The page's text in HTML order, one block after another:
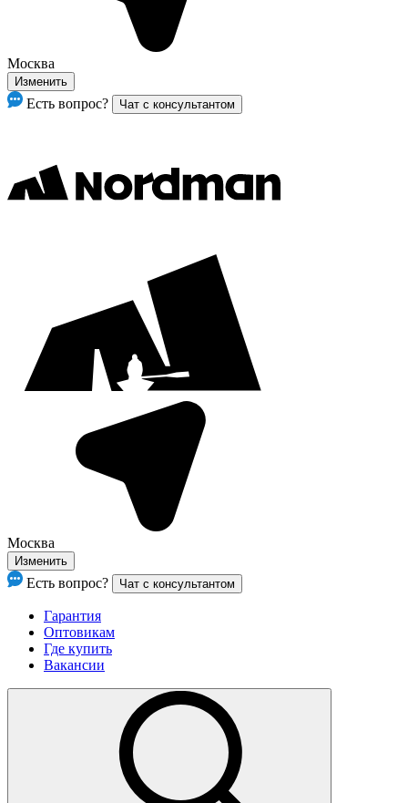
Москва
Изменить
Есть вопрос? Чат с консультантом
Москва
Изменить
Есть вопрос? Чат с консультантом
Гарантия
Оптовикам
Где купить
Вакансии